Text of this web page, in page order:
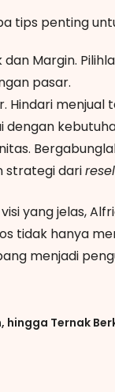
tips penting
Margin.
pasar.
Hindari
dengan
strategi dari
yang jelas,
tidak hanya
menjadi